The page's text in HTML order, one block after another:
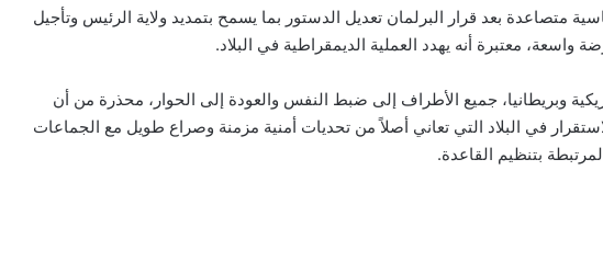
متصاعدة بعد قرار البرلمان تعديل الدستور بما يسمح بتمديد ولاية الرئيس وتأجيل
واسعة، معتبرة أنه يهدد العملية الديمقراطية في البلاد.
وبريطانيا، جميع الأطراف إلى ضبط النفس والعودة إلى الحوار، محذرة من أن
في البلاد التي تعاني أصلاً من تحديات أمنية مزمنة وصراع طويل مع الجماعات
بتنظيم القاعدة.